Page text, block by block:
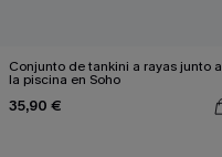
Conjunto de tankini a rayas junto a
la piscina en Soho
35,90 €